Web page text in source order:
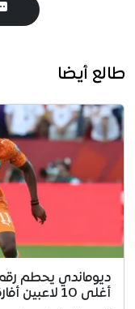
طالع أيضا
ديوماندي يحطم
أغلى 10 لاعبين أفارقة في التاريخ